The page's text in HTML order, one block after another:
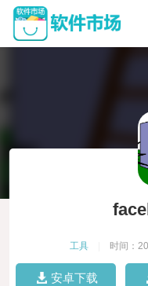
工具 时间：
安卓下载